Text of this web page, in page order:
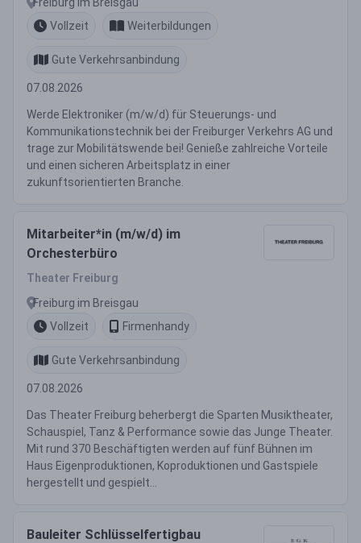
Vollzeit
Weiterbildungen
Gute Verkehrsanbindung
07.08.2026
Werde Elektroniker (m/w/d) für Steuerungs- und
Kommunikationstechnik bei der Freiburger Verkehrs AG und
trage zur Mobilitätswende bei! Genieße zahlreiche Vorteile
und einen sicheren Arbeitsplatz in einer
zukunftsorientierten Branche.
Mitarbeiter*in (m/w/d) im
Orchesterbüro
Theater Freiburg
Freiburg im Breisgau
Vollzeit
Firmenhandy
Gute Verkehrsanbindung
07.08.2026
Das Theater Freiburg beherbergt die Sparten Musiktheater,
Schauspiel, Tanz & Performance sowie das Junge Theater.
Mit rund 370 Beschäftigten werden auf fünf Bühnen im
Haus Eigenproduktionen, Koproduktionen und Gastspiele
hergestellt und gespielt...
Bauleiter Schlüsselfertigbau